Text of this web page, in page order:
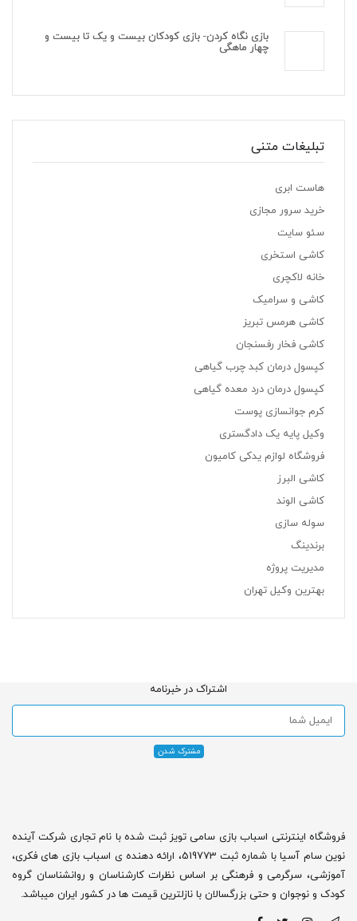
بازی نگاه کردن- بازی کودکان بیست و یک تا بیست و
چهار ماهگی
تبلیغات متنی
هاست ابری
خرید سرور مجازی
سئو سایت
کاشی استخری
خانه لاکچری
کاشی و سرامیک
کاشی هرمس تبریز
کاشی فخار رفسنجان
کپسول درمان کبد چرب گیاهی
کپسول درمان درد معده گیاهی
کرم جوانسازی پوست
وکیل پایه یک دادگستری
فروشگاه لوازم یدکی کامیون
کاشی البرز
کاشی الوند
سوله سازی
برندینگ
مدیریت پروژه
بهترین وکیل تهران
اشتراک در خبرنامه
فروشگاه اینترنتی اسباب بازی سامی تویز ثبت شده با نام تجاری شرکت آینده
نوین سام آسیا با شماره ثبت 519773، ارائه دهنده ی اسباب بازی های فکری،
آموزشی، سرگرمی و فرهنگی بر اساس نظرات کارشناسان و روانشناسان گروه
کودک و نوجوان و حتی بزرگسالان با نازلترین قیمت ها در کشور ایران میباشد.